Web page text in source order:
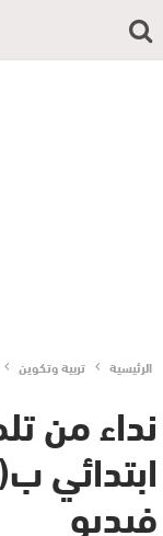
الرئيسية تربية وتكوين
نداء من
ابتدائي
فيديو